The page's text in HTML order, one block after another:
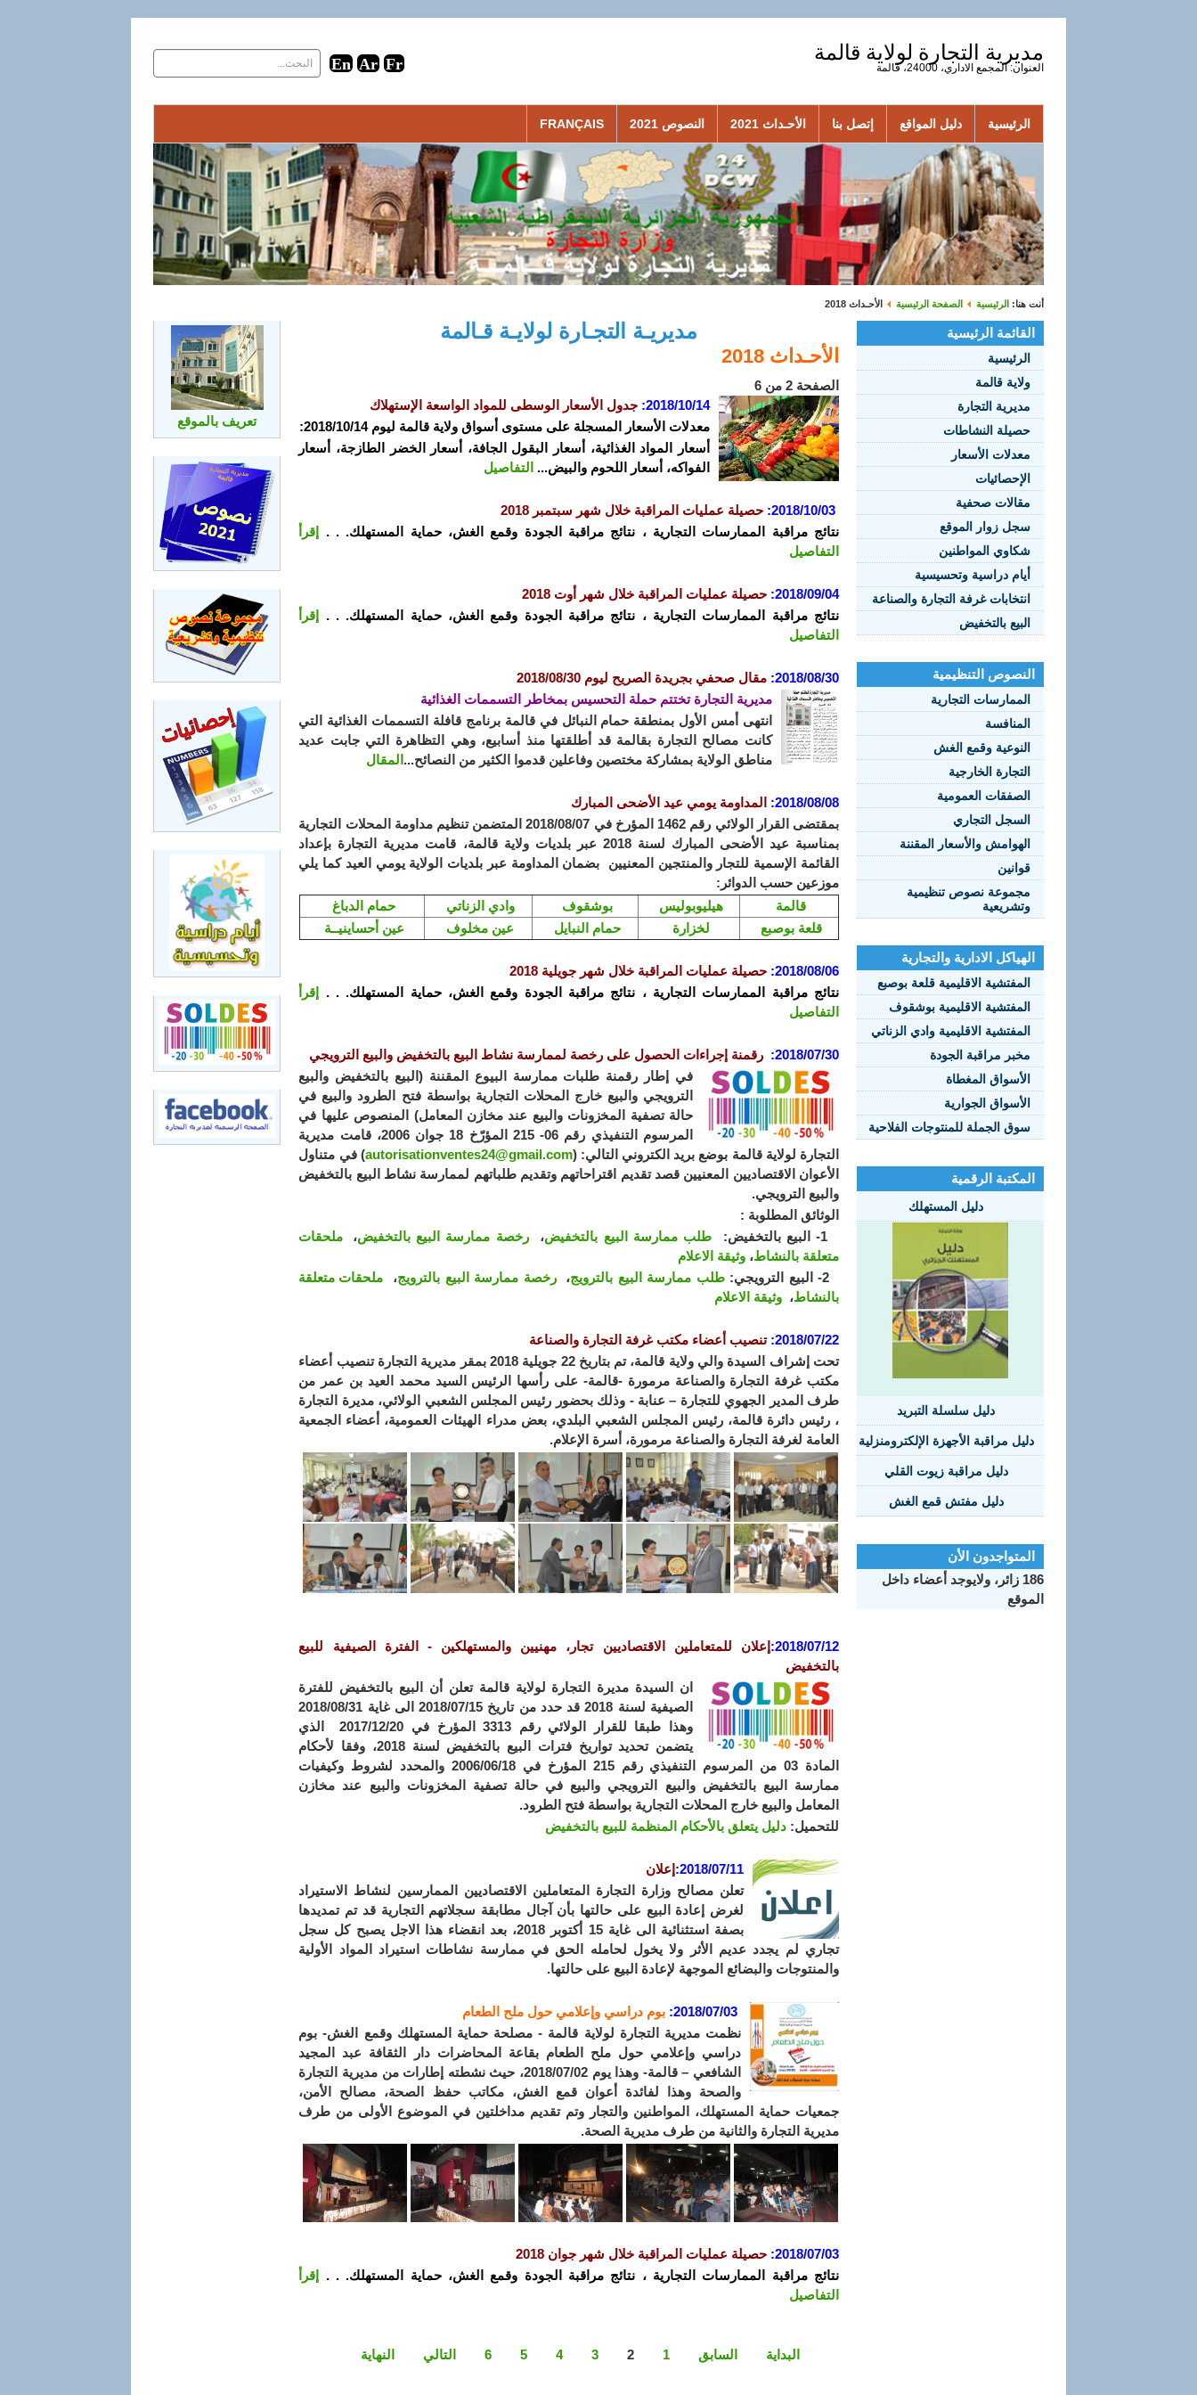
مديرية التجارة لولاية قالمة
العنوان: المجمع الاداري، 24000، قالمة
الرئيسية دليل المواقع إتصل بنا الأحـداث 2021 النصوص 2021 FRANÇAIS
أنت هنا: الرئيسية الصفحة الرئيسية الأحـداث 2018
القائمة الرئيسية
الرئيسية
ولاية قالمة
مديرية التجارة
حصيلة النشاطات
معدلات الأسعار
الإحصائيات
مقالات صحفية
سجل زوار الموقع
شكاوي المواطنين
أيام دراسية وتحسيسية
انتخابات غرفة التجارة والصناعة
البيع بالتخفيض
النصوص التنظيمية
الممارسات التجارية
المنافسة
النوعية وقمع الغش
التجارة الخارجية
الصفقات العمومية
السجل التجاري
الهوامش والأسعار المقننة
قوانين
مجموعة نصوص تنظيمية
وتشريعية
الهياكل الادارية والتجارية
المفتشية الاقليمية قلعة بوصبع
المفتشية الاقليمية بوشقوف
المفتشية الاقليمية وادي الزناتي
مخبر مراقبة الجودة
الأسواق المغطاة
الأسواق الجوارية
سوق الجملة للمنتوجات الفلاحية
المكتبة الرقمية
دليل المستهلك
دليل سلسلة التبريد
دليل مراقبة الأجهزة الإلكترومنزلية
دليل مراقبة زيوت القلي
دليل مفتش قمع الغش
المتواجدون الأن
186 زائر، ولايوجد أعضاء داخل
الموقع
مديريـة التجـارة لولايـة قـالمة
الأحـداث 2018
الصفحة 2 من 6
2018/10/14: جدول الأسعار الوسطى للمواد الواسعة الإستهلاك
معدلات الأسعار المسجلة على مستوى أسواق ولاية قالمة ليوم 2018/10/14:
أسعار المواد الغذائية، أسعار البقول الجافة، أسعار الخضر الطازجة، أسعار
الفواكه، أسعار اللحوم والبيض... التفاصيل
2018/10/03
: حصيلة عمليات المراقبة خلال شهر سبتمبر 2018
نتائج مراقبة الممارسات التجارية ، نتائج مراقبة الجودة وقمع الغش، حماية المستهلك. . .
إقرأ
التفاصيل
2018/09/04
: حصيلة عمليات المراقبة خلال شهر أوت 2018
نتائج مراقبة الممارسات التجارية ، نتائج مراقبة الجودة وقمع الغش، حماية المستهلك. . .
إقرأ
التفاصيل
2018/08/30
: مقال صحفي بجريدة الصريح ليوم 2018/08/30
مديرية التجارة تختتم حملة التحسيس بمخاطر التسممات الغذائية
انتهى أمس الأول بمنطقة حمام النبائل في قالمة برنامج قافلة التسممات الغذائية التي
كانت مصالح التجارة بقالمة قد أطلقتها منذ أسابيع، وهي التظاهرة التي جابت عديد
مناطق الولاية بمشاركة مختصين وفاعلين قدموا الكثير من النصائح... المقال
2018/08/08
: المداومة يومي عيد الأضحى المبارك
بمقتضى القرار الولائي رقم 1462 المؤرخ في 2018/08/07 المتضمن تنظيم مداومة المحلات التجارية
بمناسبة عيد الأضحى المبارك لسنة 2018 عبر بلديات ولاية قالمة، قامت مديرية التجارة بإعداد
القائمة الإسمية للتجار والمنتجين المعنيين بضمان المداومة عبر بلديات الولاية يومي العيد كما يلي
موزعين حسب الدوائر:
حمام الدباغ
وادي الزناتي بوشقوف هيليوبوليس
قالمة
عين أحساينيــة
عين مخلوف حمام النبايل لخزارة قلعة بوصبع
2018/08/06
: حصيلة عمليات المراقبة خلال شهر جويلية 2018
نتائج مراقبة الممارسات التجارية ، نتائج مراقبة الجودة وقمع الغش، حماية المستهلك. . .
إقرأ
التفاصيل
2018/07/30
: رقمنة إجراءات الحصول على رخصة لممارسة نشاط البيع بالتخفيض والبيع الترويجي
في إطار رقمنة طلبات ممارسة البيوع المقننة (البيع بالتخفيض والبيع
الترويجي والبيع خارج المحلات التجارية بواسطة فتح الطرود والبيع في
حالة تصفية اﻟﻤﺨزونات والبيع عند مخازن المعامل) المنصوص عليها في
المرسوم التنفيذي رقم 06- 215 المؤرّخ 18 جوان 2006، قامت مديرية
التجارة لولاية قالمة بوضع بريد الكتروني التالي: (autorisationventes24@gmail.com) في متناول
الأعوان الاقتصاديين المعنيين قصد تقديم اقتراحاتهم وتقديم طلباتهم لممارسة نشاط البيع بالتخفيض
والبيع الترويجي.
الوثائق المطلوبة :
طلب ممارسة البيع بالتخفيض،رخصة ممارسة البيع بالتخفيض، ملحقات
متعلقة بالنشاط، وثيقة الاعلام
طلب ممارسة البيع بالترويج،رخصة ممارسة البيع بالترويج، ملحقات متعلقة
بالنشاط، وثيقة الاعلام
2018/07/22
:تنصيب أعضاء مكتب غرفة التجارة والصناعة
تحت إشراف السيدة والي ولاية قالمة، تم بتاريخ 22 جويلية 2018 بمقر مديرية التجارة تنصيب أعضاء
مكتب غرفة التجارة والصناعة مرمورة -قالمة- على رأسها الرئيس السيد محمد العيد بن عمر من
طرف المدير الجهوي للتجارة – عنابة - وذلك بحضور رئيس المجلس الشعبي الولائي، مديرة التجارة
، رئيس دائرة قالمة، رئيس المجلس الشعبي البلدي، بعض مدراء الهيئات العمومية، أعضاء الجمعية
العامة لغرفة التجارة والصناعة مرمورة، أسرة الإعلام.
2018/07/12
: إعلان للمتعاملين الاقتصاديينتجار، مهنيين والمستهلكين - الفترة الصيفية للبيع
بالتخفيض
ان السيدة مديرة التجارة لولاية قالمة تعلن أن البيع بالتخفيض للفترة
الصيفية لسنة 2018 قد حدد من تاريخ 2018/07/15 الى غاية 2018/08/31
وهذا طبقا للقرار الولائي رقم 3313 المؤرخ في 2017/12/20 الذي
يتضمن تحديد تواريخ فترات البيع بالتخفيض لسنة 2018، وفقا لأحكام
المادة 03 من المرسوم التنفيذي رقم 215 المؤرخ في 2006/06/18 والمحدد لشروط وكيفيات
ممارسة البيع بالتخفيض والبيع الترويجي والبيع في حالة تصفية المخزونات والبيع عند مخازن
المعامل والبيع خارج المحلات التجارية بواسطة فتح الطرود.
للتحميل: دليل يتعلق بالأحكام المنظمة للبيع بالتخفيض
2018/07/11
: إعلان
تعلن مصالح وزارة التجارة المتعاملين الاقتصاديين الممارسين لنشاط الاستيراد
لغرض إعادة البيع على حالتها بأن آجال مطابقة سجلاتهم التجارية قد تم تمديدها
بصفة استثنائية الى غاية 15 أكتوبر 2018، بعد انقضاء هذا الاجل يصبح كل سجل
تجاري لم يجدد عديم الأثر ولا يخول لحامله الحق في ممارسة نشاطات استيراد المواد الأولية
والمنتوجات والبضائع الموجهة لإعادة البيع على حالتها.
2018/07/03
: بوم دراسي وإعلامي حول ملح الطعام
نظمت مديرية التجارة لولاية قالمة - مصلحة حماية المستهلك وقمع الغش- بوم
دراسي وإعلامي حول ملح الطعام بقاعة المحاضرات دار الثقافة عبد المجيد
الشافعي – قالمة- وهذا يوم 2018/07/02، حيث نشطته إطارات من مديرية التجارة
والصحة وهذا لفائدة أعوان قمع الغش، مكاتب حفظ الصحة، مصالح الأمن،
جمعيات حماية المستهلك، المواطنين والتجار وتم تقديم مداخلتين في الموضوع الأولى من طرف
مديرية التجارة والثانية من طرف مديرية الصحة.
2018/07/03
: حصيلة عمليات المراقبة خلال شهر جوان 2018
نتائج مراقبة الممارسات التجارية ، نتائج مراقبة الجودة وقمع الغش، حماية المستهلك. . .
إقرأ
التفاصيل
البداية السابق 1
2
3
4
5
6 التالي النهاية
تعريف بالموقع